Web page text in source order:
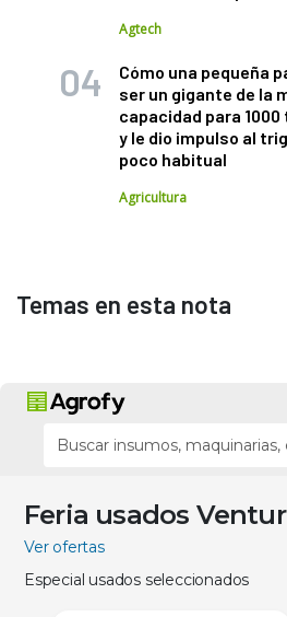
Agtech
Cómo una pequeña
ser un gigante de la
capacidad para
y le dio impulso al
poco habitual
Agricultura
Temas en esta nota
Feria usados
Ver ofertas
Especial usados seleccionados